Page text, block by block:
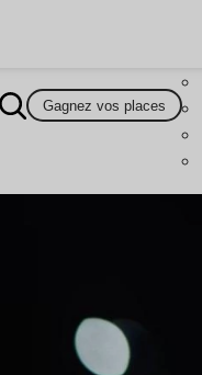
Gagnez vos places